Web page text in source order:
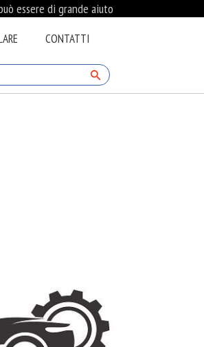
essere di grande aiuto
CONTATTI